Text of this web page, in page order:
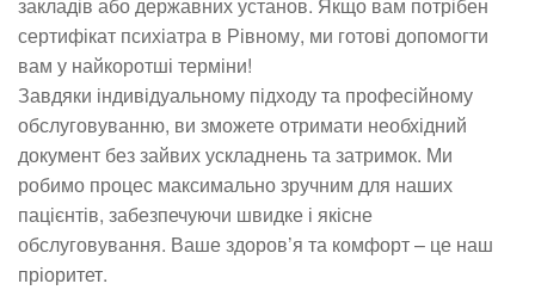
закладів або державних установ. Якщо вам потрібен
сертифікат психіатра в Рівному, ми готові допомогти
вам у найкоротші терміни!
Завдяки індивідуальному підходу та професійному
обслуговуванню, ви зможете отримати необхідний
документ без зайвих ускладнень та затримок. Ми
робимо процес максимально зручним для наших
пацієнтів, забезпечуючи швидке і якісне
обслуговування. Ваше здоров’я та комфорт – це наш
пріоритет.